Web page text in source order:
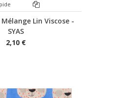
Lin Viscose -
SYAS
2,10 €